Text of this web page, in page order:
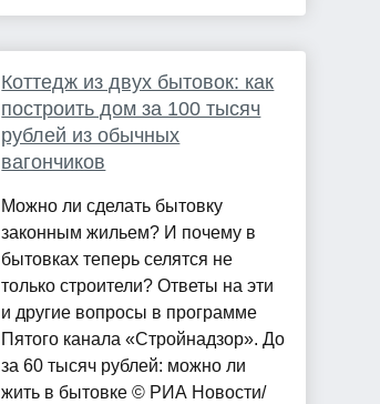
Коттедж из двух бытовок: как
построить дом за 100 тысяч
рублей из обычных
вагончиков
Можно ли сделать бытовку
законным жильем? И почему в
бытовках теперь селятся не
только строители? Ответы на эти
и другие вопросы в программе
Пятого канала «Стройнадзор». До
за 60 тысяч рублей: можно ли
жить в бытовке © РИА Новости/